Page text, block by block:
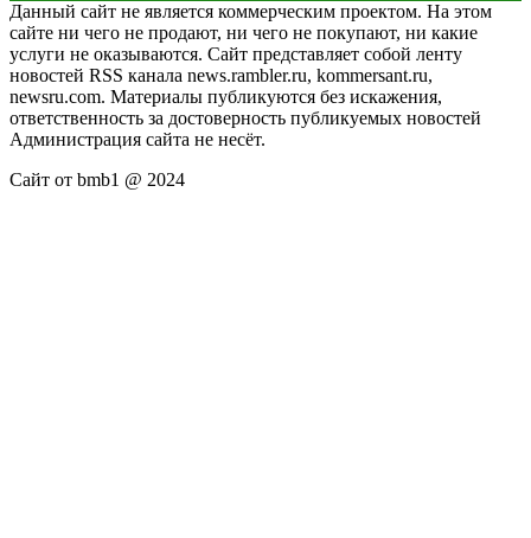
Данный сайт не является коммерческим проектом. На этом
сайте ни чего не продают, ни чего не покупают, ни какие
услуги не оказываются. Сайт представляет собой ленту
новостей RSS канала news.rambler.ru, kommersant.ru,
newsru.com. Материалы публикуются без искажения,
ответственность за достоверность публикуемых новостей
Администрация сайта не несёт.
Сайт от bmb1 @ 2024